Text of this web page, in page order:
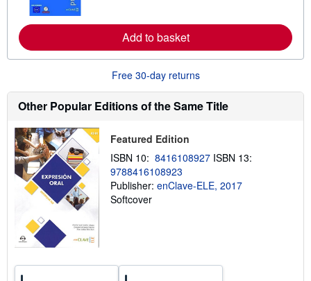
n
a
e
s
m
o
r
e
a
o
u
h
i
p
n
Add to basket
Free 30-day returns
Other Popular Editions of the Same Title
Featured Edition
ISBN 10: 8416108927 ISBN 13:
9788416108923
Publisher: enClave-ELE, 2017
Softcover